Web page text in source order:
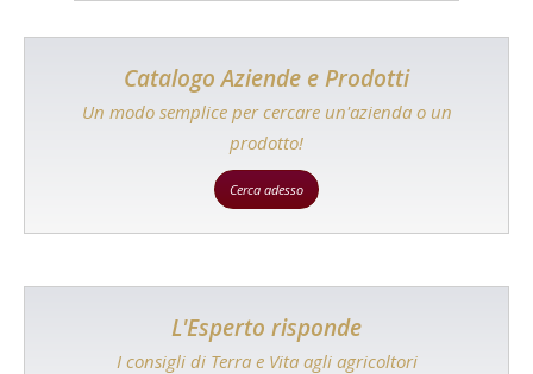
Catalogo Aziende e Prodotti
Un modo semplice per cercare un'azienda o un
prodotto!
Cerca adesso
L'Esperto risponde
I consigli di Terra e Vita agli agricoltori